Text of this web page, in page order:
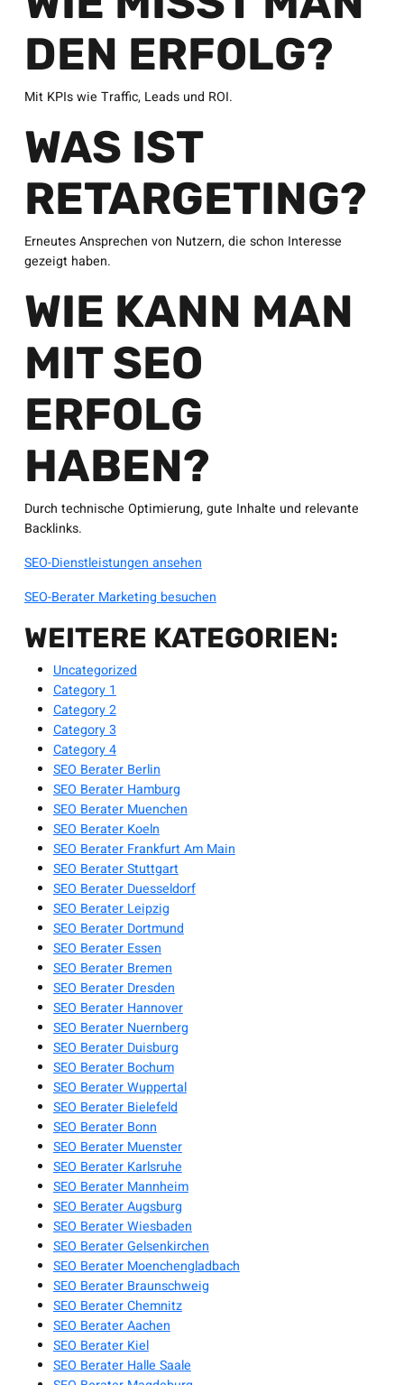
DEN ERFOLG?
Mit KPIs wie Traffic, Leads und ROI.
WAS IST
RETARGETING?
Erneutes Ansprechen von Nutzern, die schon Interesse
gezeigt haben.
WIE KANN MAN
MIT SEO
ERFOLG
HABEN?
Durch technische Optimierung, gute Inhalte und relevante
Backlinks.
SEO-Dienstleistungen ansehen
SEO-Berater Marketing besuchen
WEITERE KATEGORIEN:
Uncategorized
Category 1
Category 2
Category 3
Category 4
SEO Berater Berlin
SEO Berater Hamburg
SEO Berater Muenchen
SEO Berater Koeln
SEO Berater Frankfurt Am Main
SEO Berater Stuttgart
SEO Berater Duesseldorf
SEO Berater Leipzig
SEO Berater Dortmund
SEO Berater Essen
SEO Berater Bremen
SEO Berater Dresden
SEO Berater Hannover
SEO Berater Nuernberg
SEO Berater Duisburg
SEO Berater Bochum
SEO Berater Wuppertal
SEO Berater Bielefeld
SEO Berater Bonn
SEO Berater Muenster
SEO Berater Karlsruhe
SEO Berater Mannheim
SEO Berater Augsburg
SEO Berater Wiesbaden
SEO Berater Gelsenkirchen
SEO Berater Moenchengladbach
SEO Berater Braunschweig
SEO Berater Chemnitz
SEO Berater Aachen
SEO Berater Kiel
SEO Berater Halle Saale